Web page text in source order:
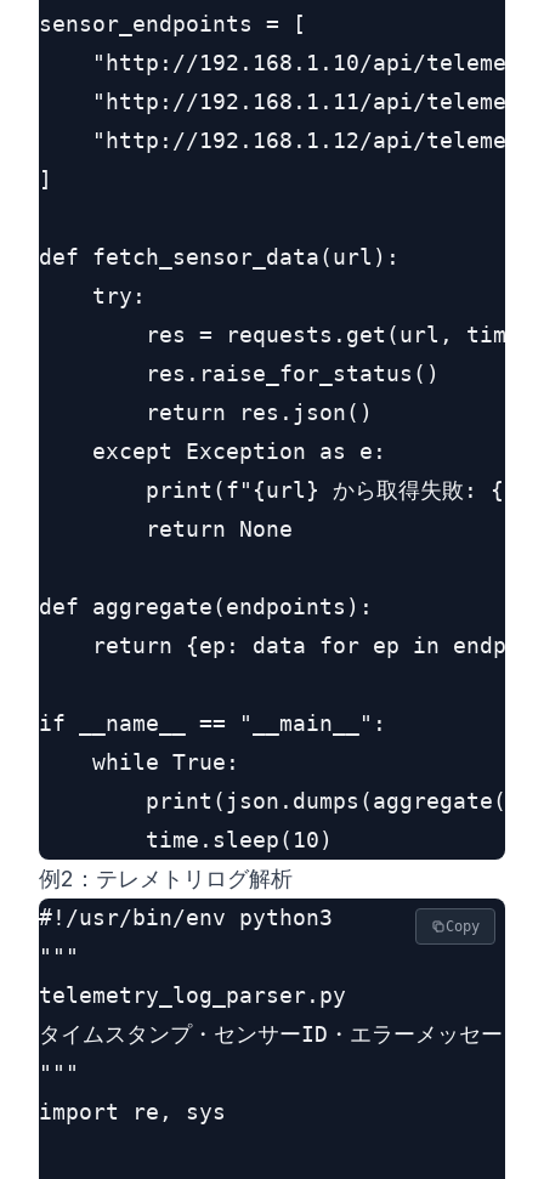
sensor_endpoints = [
"http://192.168.1.10/api/
"http://192.168.1.11/api/
"http://192.168.1.12/api/
]
def fetch_sensor_data(url):
    try:
res = requests.get(url,
        res.raise_for_status()
        return res.json()
    except Exception as e:
print(f"{url} から取得失敗:
        return None
def aggregate(endpoints):
return {ep: data for ep in
if __name__ == "__main__":
    while True:
例2：テレメトリログ解析
#!/usr/bin/env python3
"""
telemetry_log_parser.py
タイムスタンプ・センサーID・エラーメッセージ
"""
import re, sys
Copy